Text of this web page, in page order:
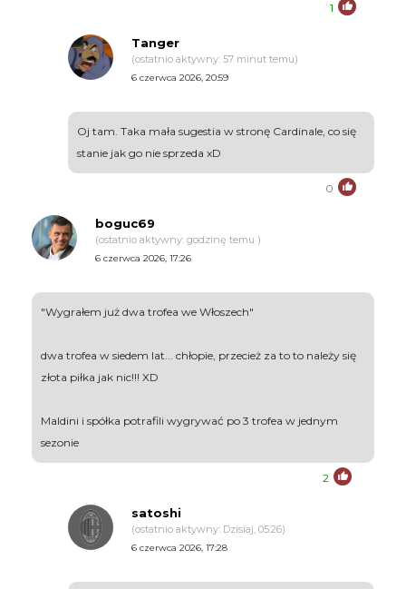
1
Tanger
(ostatnio aktywny: 57 minut temu)
6 czerwca 2026, 20:59
Oj tam. Taka mała sugestia w stronę Cardinale, co się
stanie jak go nie sprzeda xD
0
boguc69
(ostatnio aktywny: godzinę temu )
6 czerwca 2026, 17:26
"Wygrałem już dwa trofea we Włoszech"
dwa trofea w siedem lat... chłopie, przecież za to to należy się
złota piłka jak nic!!! XD
Maldini i spółka potrafili wygrywać po 3 trofea w jednym
sezonie
2
satoshi
(ostatnio aktywny: Dzisiaj, 05:26)
6 czerwca 2026, 17:28